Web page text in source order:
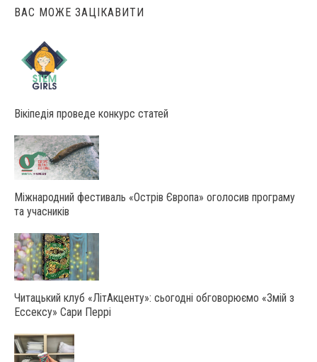
ВАС МОЖЕ ЗАЦІКАВИТИ
Вікіпедія проведе конкурс статей
Міжнародний фестиваль «Острів Європа» оголосив програму
та учасників
Читацький клуб «ЛітАкценту»: сьогодні обговорюємо «Змій з
Ессексу» Сари Перрі